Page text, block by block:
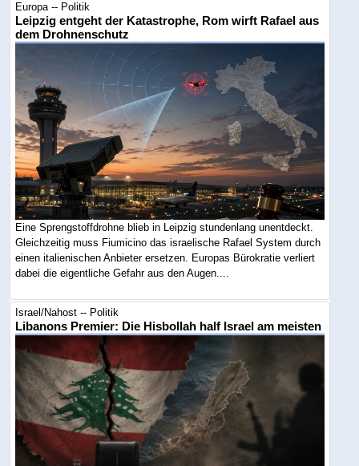
Europa -- Politik
Leipzig entgeht der Katastrophe, Rom wirft Rafael aus
dem Drohnenschutz
Eine Sprengstoffdrohne blieb in Leipzig stundenlang unentdeckt.
Gleichzeitig muss Fiumicino das israelische Rafael System durch
einen italienischen Anbieter ersetzen. Europas Bürokratie verliert
dabei die eigentliche Gefahr aus den Augen....
Israel/Nahost -- Politik
Libanons Premier: Die Hisbollah half Israel am meisten